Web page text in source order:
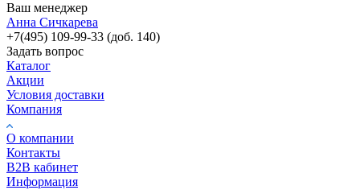
Ваш менеджер
Анна Сичкарева
+7(495) 109-99-33 (доб. 140)
Задать вопрос
Каталог
Акции
Условия доставки
Компания
О компании
Контакты
B2B кабинет
Информация